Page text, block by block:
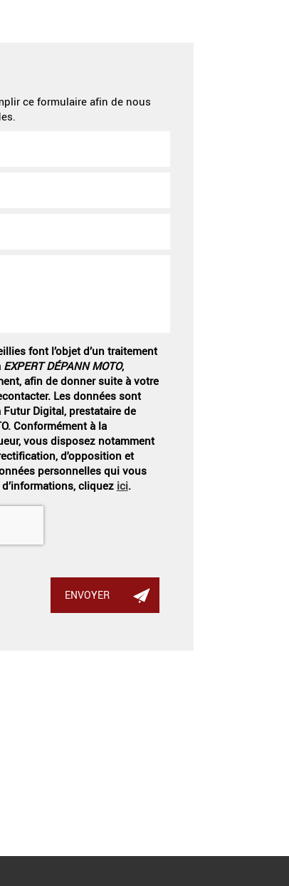
ce formulaire afin de nous
font l’objet d’un traitement
EXPERT DÉPANN MOTO,
afin de donner suite à votre
Les données sont
Digital, prestataire de
Conformément à la
vous disposez notamment
d'opposition et
personnelles qui vous
cliquez ici.